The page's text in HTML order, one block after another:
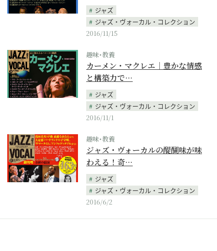
ジャズ
ジャズ・ヴォーカル・コレクション
2016/11/15
趣味･教養
カーメン・マクレエ｜豊かな情感
と構築力で…
ジャズ
ジャズ・ヴォーカル・コレクション
2016/11/1
趣味･教養
ジャズ・ヴォーカルの醍醐味が味
わえる！奇…
ジャズ
ジャズ・ヴォーカル・コレクション
2016/6/2